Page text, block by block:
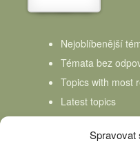
Spravovat
Nejoblíbenější
Témata bez
Topics with most
Latest topics
Topics Freshness